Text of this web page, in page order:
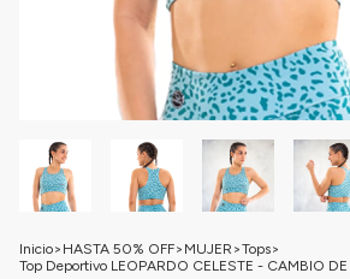
Inicio> HASTA 50% OFF> MUJER >Tops>
Top Deportivo LEOPARDO CELESTE - CAMBIO